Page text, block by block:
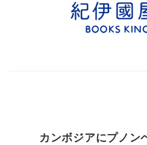
カンボジアにプノン